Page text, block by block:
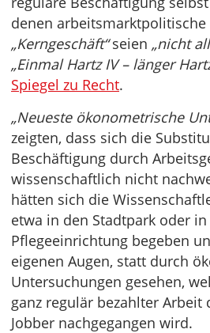
denen
„Kerngeschäft“seien „nicht
„Einmal Hartz IV – länger
Spiegel zu Recht.
„Neueste ökonometrische
zeigten, dass sich die
Beschäftigung durch
wissenschaftlich nicht
hätten sich die
etwa in den Stadtpark oder
Pflegeeinrichtung begeben
eigenen Augen, statt durch
Untersuchungen gesehen,
ganz regulär bezahlter Arbeit
Jobber nachgegangen wird.